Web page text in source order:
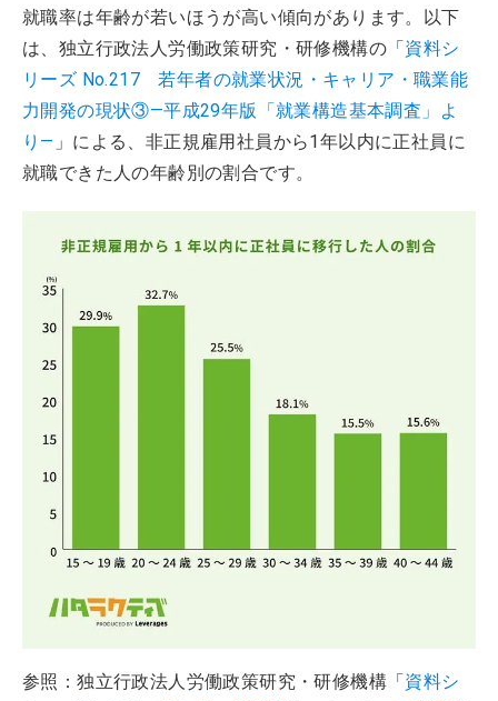
就職率は年齢が若いほうが高い傾向があります。以下
は、独立行政法人労働政策研究・研修機構の「資料シ
リーズ No.217 若年者の就業状況・キャリア・職業能
力開発の現状③―平成29年版「就業構造基本調査」よ
り― 」による、非正規雇用社員から1年以内に正社員に
就職できた人の年齢別の割合です。
参照：独立行政法人労働政策研究・研修機構「 資料シ